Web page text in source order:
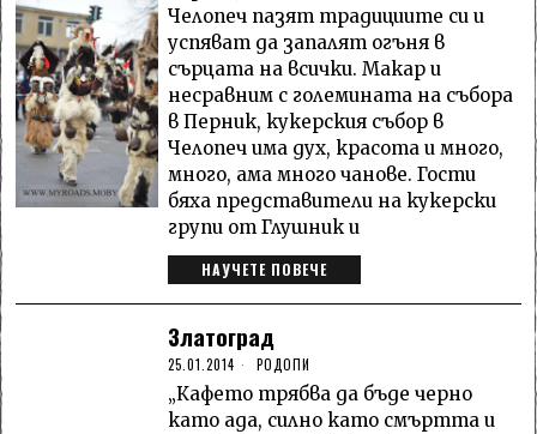
Челопеч пазят традициите си и
успяват да запалят огъня в
сърцата на всички. Макар и
несравним с големината на събора
в Перник, кукерския събор в
Челопеч има дух, красота и много,
много, ама много чанове. Гости
бяха представители на кукерски
групи от Глушник и
НАУЧЕТЕ ПОВЕЧЕ
Златоград
25.01.2014 РОДОПИ
„Кафето трябва да бъде черно
като ада, силно като смъртта и